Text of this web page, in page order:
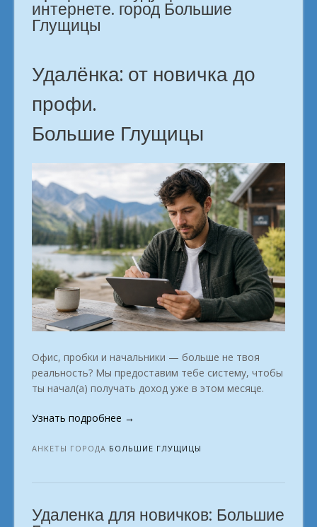
Глущицы»
интернете. город Большие
Глущицы
Удалёнка: от новичка до
профи.
Большие Глущицы
Офис, пробки и начальники — больше не твоя
реальность? Мы предоставим тебе систему, чтобы
ты начал(а) получать доход уже в этом месяце.
Узнать подробнее «Профессии
в
город
Глущицы»
→
АНКЕТЫ ГОРОДА БОЛЬШИЕ ГЛУЩИЦЫ
Удаленка для новичков: Большие